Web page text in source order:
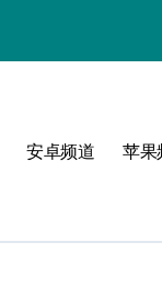
安卓频道 苹果